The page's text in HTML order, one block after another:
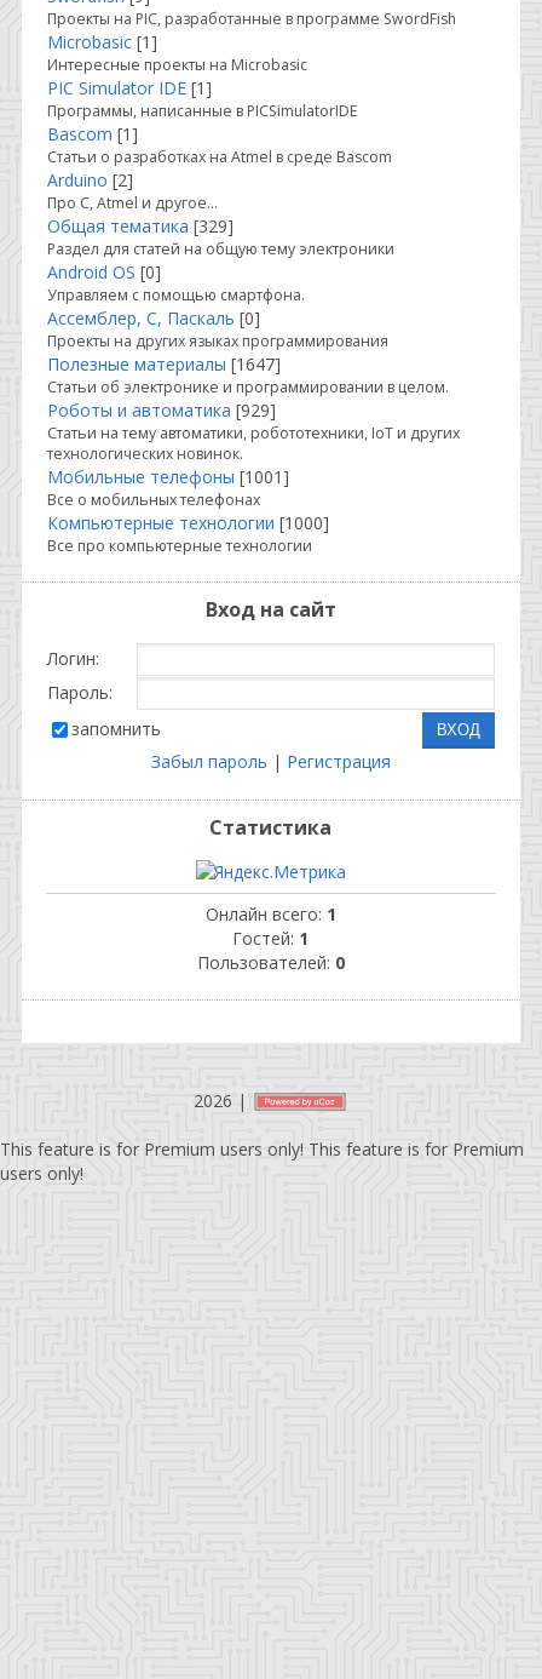
Проекты на PIC, разработанные в программе SwordFish
Microbasic [1]
Интересные проекты на Microbasic
PIC Simulator IDE [1]
Программы, написанные в PICSimulatorIDE
Bascom [1]
Статьи о разработках на Atmel в среде Bascom
Arduino [2]
Про C, Atmel и другое...
Общая тематика [329]
Раздел для статей на общую тему электроники
Android OS [0]
Управляем с помощью смартфона.
Ассемблер, С, Паскаль [0]
Проекты на других языках программирования
Полезные материалы [1647]
Статьи об электронике и программировании в целом.
Роботы и автоматика [929]
Статьи на тему автоматики, робототехники, IoT и других
технологических новинок.
Мобильные телефоны [1001]
Все о мобильных телефонах
Компьютерные технологии [1000]
Все про компьютерные технологии
Вход на сайт
Логин:
Пароль:
запомнить
Забыл пароль | Регистрация
Статистика
Онлайн всего: 1
Гостей: 1
Пользователей: 0
2026 |
This feature is for Premium users only! This feature is for Premium
users only!